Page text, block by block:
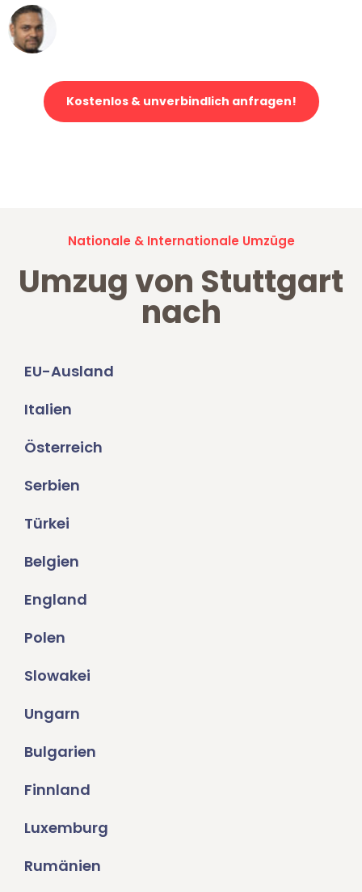
Kostenlos & unverbindlich anfragen!
Nationale & Internationale Umzüge
Umzug von Stuttgart
nach
EU-Ausland
Italien
Österreich
Serbien
Türkei
Belgien
England
Polen
Slowakei
Ungarn
Bulgarien
Finnland
Luxemburg
Rumänien